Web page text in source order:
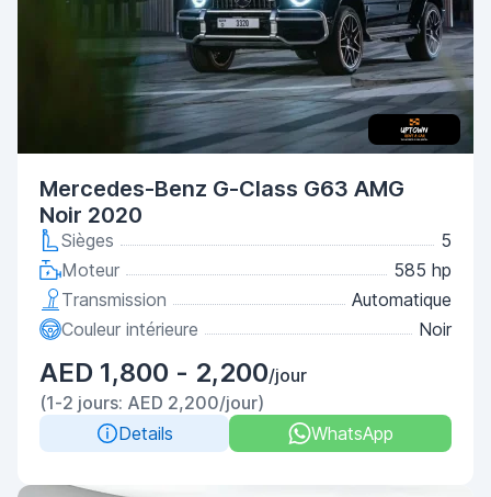
Mercedes-Benz G-Class G63 AMG
Noir 2020
Sièges
5
Moteur
585 hp
Transmission
Automatique
Couleur intérieure
Noir
AED 1,800 - 2,200/jour
(1-2 jours: AED 2,200/jour)
Details
WhatsApp